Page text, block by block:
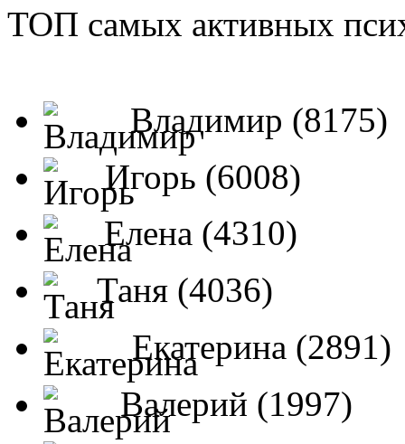
ТОП самых активных
Владимир (8175)
Игорь (6008)
Елена (4310)
Таня (4036)
Екатерина (2891)
Валерий (1997)